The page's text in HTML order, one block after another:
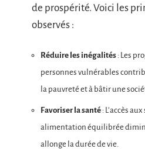
de prospérité. Voici les
observés :
Réduire les inégalités : Les
personnes vulnérables
la pauvreté et à bâtir une
Favoriser la santé : L’accès
alimentation équilibrée
allonge la durée de vie.